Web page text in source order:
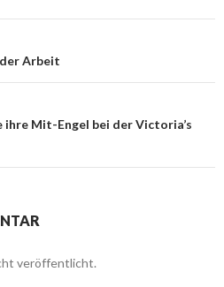
Arbeit
Mit-Engel bei der Victoria’s
veröffentlicht.